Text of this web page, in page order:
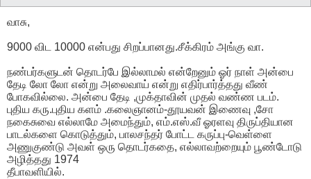
வாசு,
9000 விட 10000 என்பது சிறப்பானது.சீக்கிரம் அங்கு வா.
நண்பர்களுடன் தொடர்பே இல்லாமல் என்றேனும் ஓர் நாள் அன்பை
தேடி லோ லோ என்று அலைவாய் என்று எதிர்பார்த்தது வீண்
போகவில்லை. அன்பை தேடி ,முக்தாவின் முதல் வண்ண படம்.
புதிய கரு.புதிய களம் .கலைஞானம்-தூயவன் இணைவு ,சோ
நகைசுவை எல்லாமே அமைந்தும், எம்.எஸ்.வீ ஓரளவு திருப்தியான
பாடல்களை கொடுத்தும், பாலசந்தர் போட்ட கருப்பு-வெள்ளை
அணுகுண்டு அவள் ஒரு தொடர்கதை, எல்லாவற்றையும் பூண்டோடு
அழித்தது 1974
தீபாவளியில்.